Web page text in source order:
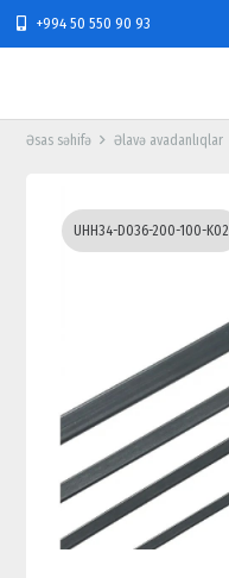
+994 50 550 90 93
Əsas səhifə Əlavə avadanlıqlar
UHH34-D036-200-100-K02